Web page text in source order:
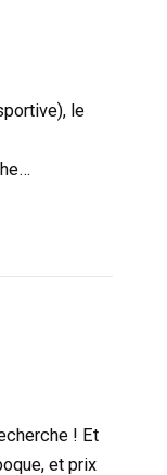
le
! Et
et prix